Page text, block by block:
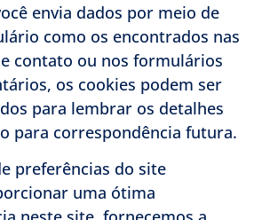
envia dados por meio de
como os encontrados nas
contato ou nos formulários
os cookies podem ser
para lembrar os detalhes
para correspondência futura.
preferências do site
uma ótima